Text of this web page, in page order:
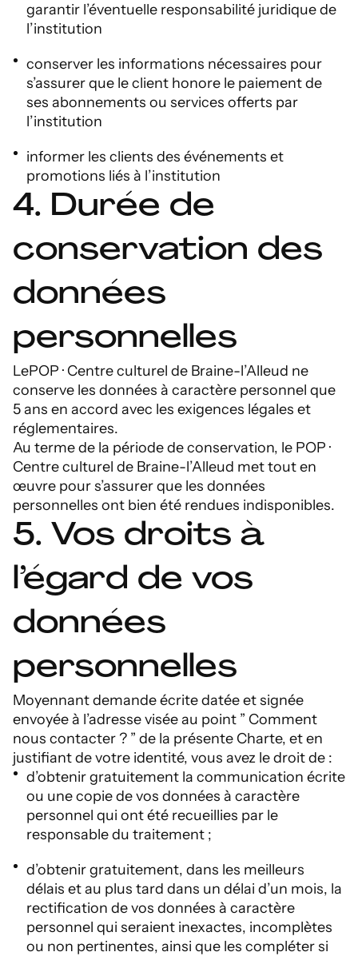
garantir l’éventuelle responsabilité juridique de
l’institution
conserver les informations nécessaires pour
s’assurer que le client honore le paiement de
ses abonnements ou services offerts par
l’institution
informer les clients des événements et
promotions liés à l’institution
4. Durée de
conservation des
données
personnelles
LePOP · Centre culturel de Braine-l’Alleud ne
conserve les données à caractère personnel que
5 ans en accord avec les exigences légales et
réglementaires.
Au terme de la période de conservation, le POP ·
Centre culturel de Braine-l’Alleud met tout en
œuvre pour s’assurer que les données
personnelles ont bien été rendues indisponibles.
5. Vos droits à
l’égard de vos
données
personnelles
Moyennant demande écrite datée et signée
envoyée à l’adresse visée au point ” Comment
nous contacter ? ” de la présente Charte, et en
justifiant de votre identité, vous avez le droit de :
d’obtenir gratuitement la communication écrite
ou une copie de vos données à caractère
personnel qui ont été recueillies par le
responsable du traitement ;
d’obtenir gratuitement, dans les meilleurs
délais et au plus tard dans un délai d’un mois, la
rectification de vos données à caractère
personnel qui seraient inexactes, incomplètes
ou non pertinentes, ainsi que les compléter si